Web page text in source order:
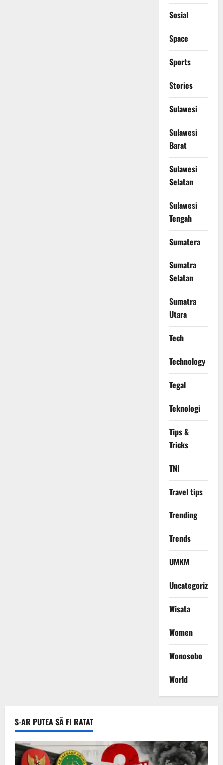
Sosial
Space
Sports
Stories
Sulawesi
Sulawesi
Barat
Sulawesi
Selatan
Sulawesi
Tengah
Sumatera
Sumatra
Selatan
Sumatra
Utara
Tech
Technology
Tegal
Teknologi
Tips &
Tricks
TNI
Travel tips
Trending
Trends
UMKM
Uncategorized
Wisata
Women
Wonosobo
World
S-AR PUTEA SĂ FI RATAT